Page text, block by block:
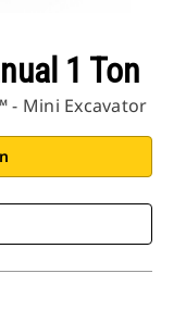
1 Ton
- Mini Excavator